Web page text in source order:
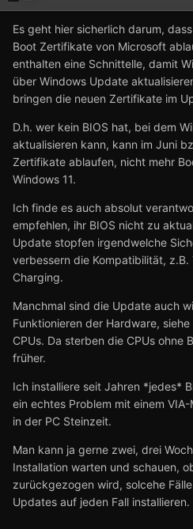
Es geht hier sicherlich darum,
Boot Zertifikate von Microsoft
enthalten eine Schnittelle, damit
über Windows Update
bringen die neuen Zertifikate im
D.h. wer kein BIOS hat, bei dem
aktualisieren kann, kann im Juni
Zertifikate ablaufen, nicht mehr
Windows 11.
Ich finde es auch absolut
empfehlen, ihr BIOS nicht zu
Update stopfen irgendwelche
verbessern die Kompatibilität,
Charging.
Manchmal sind die Update auch
Funktionieren der Hardware,
CPUs. Da sterben die CPUs ohne
früher.
Ich installiere seit Jahren *jedes*
ein echtes Problem mit einem
in der PC Steinzeit.
Man kann ja gerne zwei, drei
Installation warten und schauen,
zurückgezogen wird, solcehe
Updates auf jeden Fall installieren.